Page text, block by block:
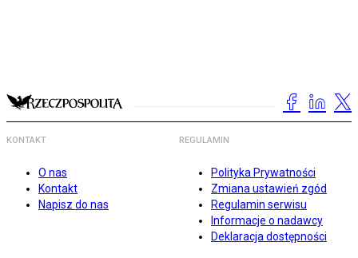
KONTAKT
O nas
Kontakt
Napisz do nas
REGULAMIN
Polityka Prywatności
Zmiana ustawień zgód
Regulamin serwisu
Informacje o nadawcy
Deklaracja dostępności